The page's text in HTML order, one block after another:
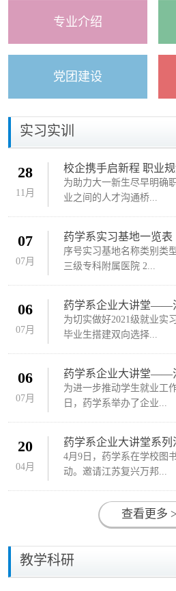
专业介绍
党团建设
实习实训
28
11月
校企携手启新程 职业
为助力大一新生尽早明确
业之间的人才沟通桥...
07
07月
药学系实习基地一览表
序号实习基地名称类别类
三级专科附属医院 2...
06
07月
药学系企业大讲堂——
为切实做好2021级就业实
毕业生搭建双向选择...
06
07月
药学系企业大讲堂——
为进一步推动学生就业工
日，药学系举办了企业...
20
04月
药学系企业大讲堂系
4月9日，药学系在学校图
动。邀请江苏复兴万邦...
查看更多
教学科研